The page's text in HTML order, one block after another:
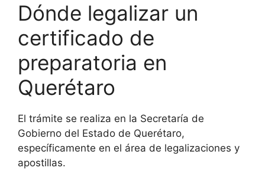
Dónde legalizar un
certificado de
preparatoria en
Querétaro
El trámite se realiza en la Secretaría de
Gobierno del Estado de Querétaro,
específicamente en el área de legalizaciones y
apostillas.